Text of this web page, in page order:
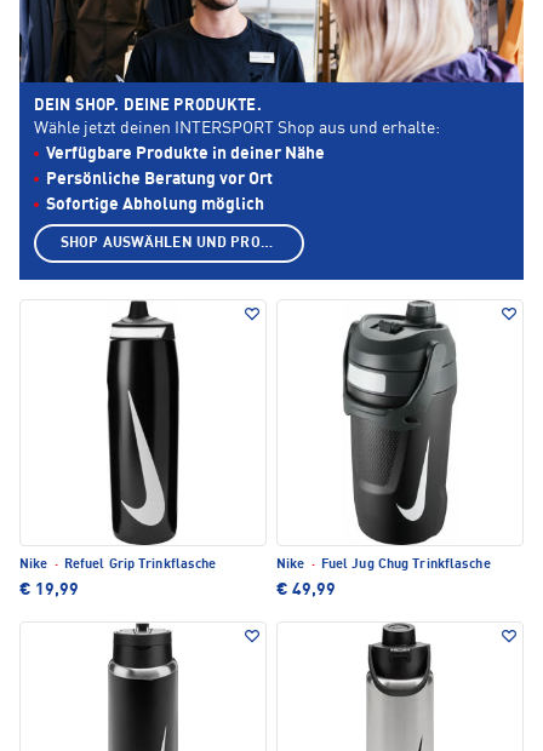
Nike · Refuel Grip Trinkflasche
€ 19,99
Nike · Fuel Jug Chug Trinkflasche
€ 49,99
DEIN SHOP. DEINE PRODUKTE.
Wähle jetzt deinen INTERSPORT Shop aus und erhalte:
Verfügbare Produkte in deiner Nähe
Persönliche Beratung vor Ort
Sofortige Abholung möglich
SHOP AUSWÄHLEN UND PRODUKTE ANZEIGEN